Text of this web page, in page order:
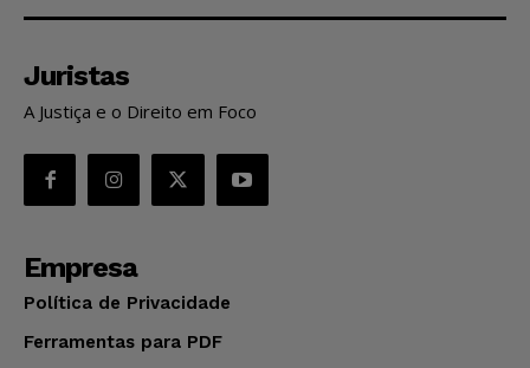
Juristas
A Justiça e o Direito em Foco
Empresa
Política de Privacidade
Ferramentas para PDF